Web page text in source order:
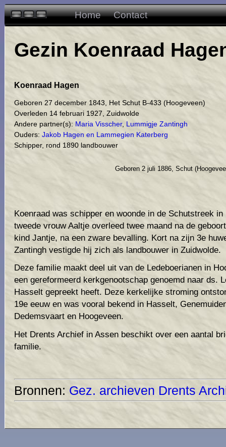
Home Contact
Gezin Koenraad
Koenraad Hagen
Geboren 27 december 1843, Het Schut B-433 (Hoogeveen)
Overleden 14 februari 1927, Zuidwolde
Andere partner(s): Maria Visscher, Lummigje Zantingh
Ouders: Jakob Hagen en Lammegien Katerberg
Schipper, rond 1890 landbouwer
Geboren 2 juli 1886, Schut
Koenraad was schipper en woonde in de Schutstreek in
tweede vrouw Aaltje overleed twee maand na de
kind Jantje, na een zware bevalling. Kort na zijn 3e
Zantingh vestigde hij zich als landbouwer in Zuidwolde.
Deze familie maakt deel uit van de Ledeboerianen in
een gereformeerd kerkgenootschap genoemd naar ds.
Hasselt gepreekt heeft. Deze kerkelijke stroming
19e eeuw en was vooral bekend in Hasselt,
Dedemsvaart en Hoogeveen.
Het Drents Archief in Assen beschikt over een aantal
familie.
Bronnen: Gez. archieven Drents